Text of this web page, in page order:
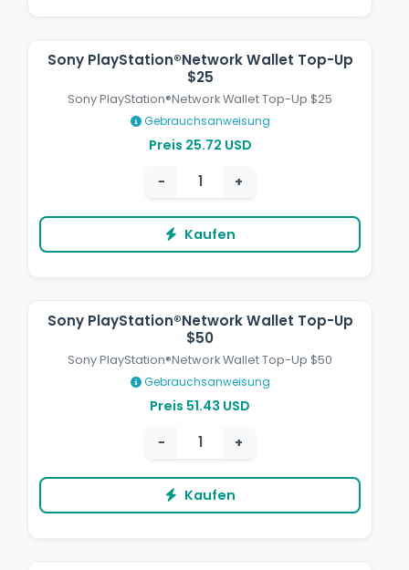
Sony PlayStation®Network Wallet Top-Up
$25
Sony PlayStation®Network Wallet Top-Up $25
Gebrauchsanweisung
Preis 25.72 USD
−
+
Kaufen
Sony PlayStation®Network Wallet Top-Up
$50
Sony PlayStation®Network Wallet Top-Up $50
Gebrauchsanweisung
Preis 51.43 USD
−
+
Kaufen